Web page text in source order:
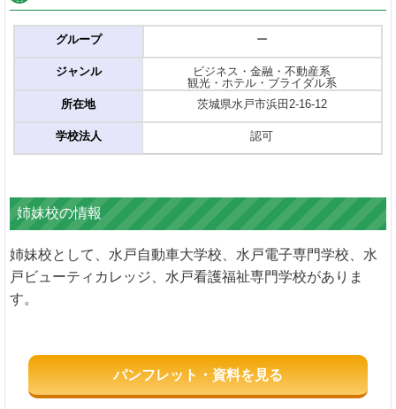
グループ
ジャンル
所在地
学校法人
ー
ビジネス・金融・不動産系
観光・ホテル・ブライダル系
茨城県水戸市浜田2-16-12
認可
姉妹校の情報
姉妹校として、水戸自動車大学校、水戸電子専門学校、水
戸ビューティカレッジ、水戸看護福祉専門学校がありま
す。
パンフレット・資料を見る